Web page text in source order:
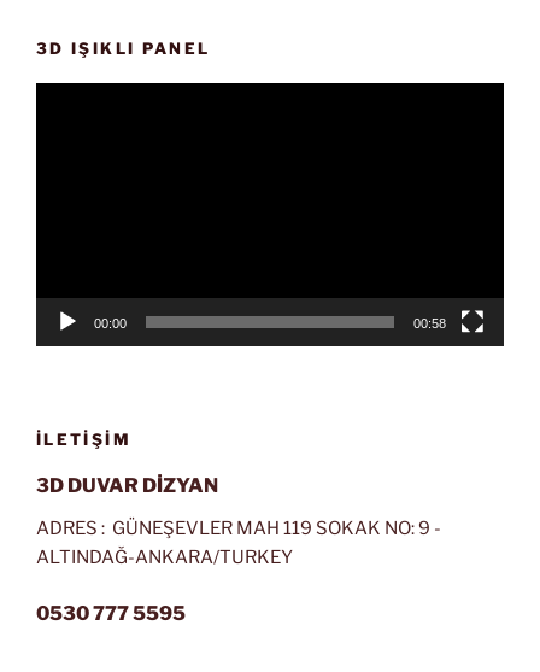
3D IŞIKLI PANEL
00:00 00:58
İLETIŞIM
3D DUVAR DİZYAN
ADRES : GÜNEŞEVLER MAH 119 SOKAK NO: 9 -
ALTINDAĞ-ANKARA/TURKEY
0530 777 5595